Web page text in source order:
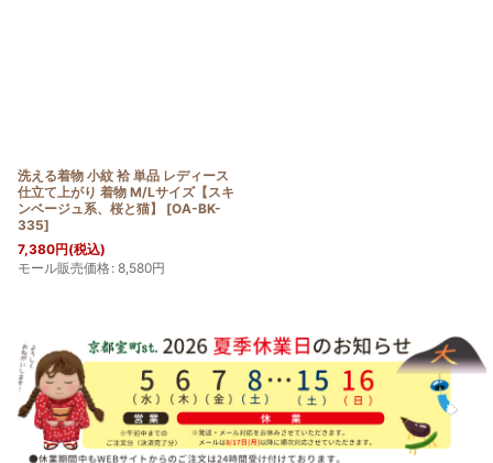
洗える着物 小紋 袷 単品 レディース
仕立て上がり 着物 M/Lサイズ【スキ
ンベージュ系、桜と猫】
[OA-BK-
335]
7,380円(税込)
モール販売価格: 8,580円